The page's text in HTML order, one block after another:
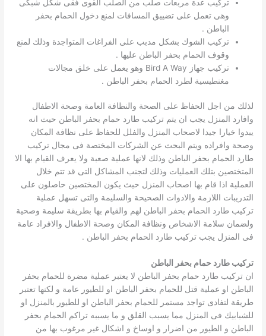
تركيب عدة مربعات صلب من الصلب القوى فقى شكل شبكى
وهى تعمل على تضييق المسافات لمنع دخول الحمام بحفر
الباطن .
تركيب الشوك بشكل مدبب على الفراغات المتواجدة وذلك لمنع
وقوف الحمام بحفر الباطن عليها .
تركيب جهاز Bird A Way وهو يعمل على خلق مجالات
مغنطيسية لطرد الحمام بحفر الباطن .
لذلك من اجل الحفاظ على الصحة والنظافة العامة وصحة الاطفال
وافارد المنزل يجب ان يتم تركيب طارد حمام بحفر الباطن حيث انه
يبدوا خيارا جيدا لاصحاب المنزل والفلل للحفاظ على نظافة المكان
وصحة وافراده ويتم البحث عن الشركات المختصة فى مجال تركيب
طارد الحمام بحفر الباطن وذلك لانها عملية صعبة ولا يعرف القيام بها الا
المتختصين بتلك العمليات وذلك لتجنب المشاكل التى قد تتم خلال
العملية اذا قام بها اصحاب المنزل حيث يكون المختصين حاصلون على
التدريبات اللازمة والادوات الصحيحة والسليمة والتى تسهل عملية
تركيب طارد الحمام بحفر الباطن لهم والقيام بها بطريقة سليمة وصحية
ولضمان سلامة الاشخاص ونظافة المكان وصحة الاطفال والافراد عامة
فى المنزل يجب تركيب طارد الحمام بحفر الباطن .
تركيب طارد حمام بحفر الباطن
ان تركيب طارد حمام بحفر الباطن لا يعتبر عملية مضرة للحمام بحفر
الباطن او عملية قتل للحمام بحفر الباطن او للطيور عامة و لكنها تعتبر
طريقة لتفادى تواجد مستمر للحمام بحفر الباطن او للطيور بالمنزل او
للشبابيك فى المنزل مما يسبب القلق و ما يسببه تراكم الحمام بحفر
الباطن و الطيور من اضرار و اوساخ و اشكال غير مرغوب بها من